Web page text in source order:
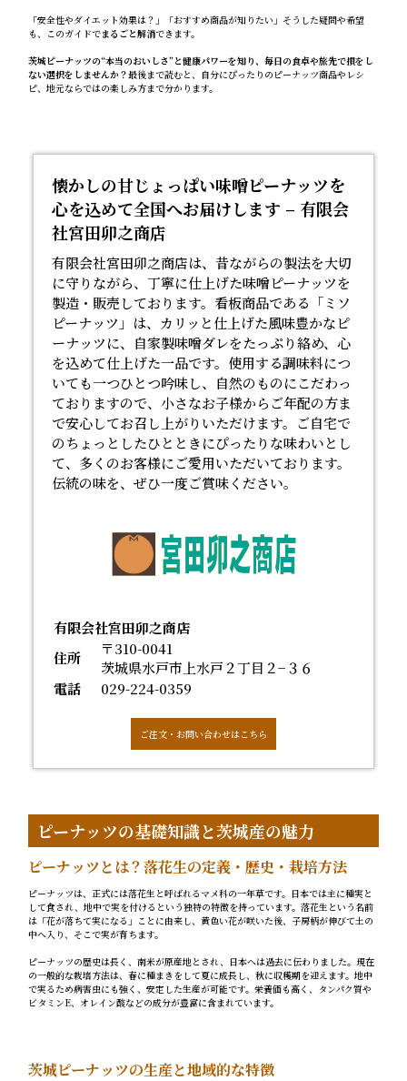
「安全性やダイエット効果は？」「おすすめ商品が知りたい」――そうした疑問や希望
も、このガイドでまるごと解消できます。
茨城ピーナッツの“本当のおいしさ”と健康パワーを知り、毎日の食卓や旅先で損をし
ない選択をしませんか？最後まで読むと、自分にぴったりのピーナッツ商品やレシ
ピ、地元ならではの楽しみ方まで分かります。
懐かしの甘じょっぱい味噌ピーナッツを
心を込めて全国へお届けします – 有限会
社宮田卯之商店
有限会社宮田卯之商店は、昔ながらの製法を大切
に守りながら、丁寧に仕上げた味噌ピーナッツを
製造・販売しております。看板商品である「ミソ
ピーナッツ」は、カリッと仕上げた風味豊かなピ
ーナッツに、自家製味噌ダレをたっぷり絡め、心
を込めて仕上げた一品です。使用する調味料につ
いても一つひとつ吟味し、自然のものにこだわっ
ておりますので、小さなお子様からご年配の方ま
で安心してお召し上がりいただけます。ご自宅で
のちょっとしたひとときにぴったりな味わいとし
て、多くのお客様にご愛用いただいております。
伝統の味を、ぜひ一度ご賞味ください。
有限会社宮田卯之商店
住所
〒310-0041
茨城県水戸市上水戸２丁目２−３６
電話
029-224-0359
ご注文・お問い合わせはこちら
ピーナッツの基礎知識と茨城産の魅力
ピーナッツとは？落花生の定義・歴史・栽培方法
ピーナッツは、正式には落花生と呼ばれるマメ科の一年草です。日本では主に種実と
して食され、地中で実を付けるという独特の特徴を持っています。落花生という名前
は「花が落ちて実になる」ことに由来し、黄色い花が咲いた後、子房柄が伸びて土の
中へ入り、そこで実が育ちます。
ピーナッツの歴史は長く、南米が原産地とされ、日本へは過去に伝わりました。現在
の一般的な栽培方法は、春に種まきをして夏に成長し、秋に収穫期を迎えます。地中
で実るため病害虫にも強く、安定した生産が可能です。栄養価も高く、タンパク質や
ビタミンE、オレイン酸などの成分が豊富に含まれています。
茨城ピーナッツの生産と地域的な特徴